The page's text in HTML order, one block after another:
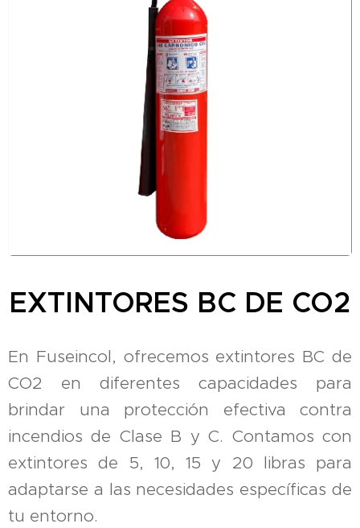
EXTINTORES BC DE CO2
En Fuseincol, ofrecemos extintores BC de
CO2 en diferentes capacidades para
brindar una protección efectiva contra
incendios de Clase B y C. Contamos con
extintores de 5, 10, 15 y 20 libras para
adaptarse a las necesidades específicas de
tu entorno.